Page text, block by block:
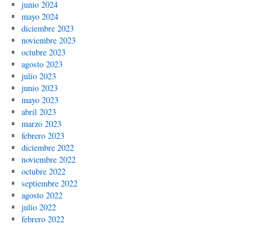
junio 2024
mayo 2024
diciembre 2023
noviembre 2023
octubre 2023
agosto 2023
julio 2023
junio 2023
mayo 2023
abril 2023
marzo 2023
febrero 2023
diciembre 2022
noviembre 2022
octubre 2022
septiembre 2022
agosto 2022
julio 2022
febrero 2022